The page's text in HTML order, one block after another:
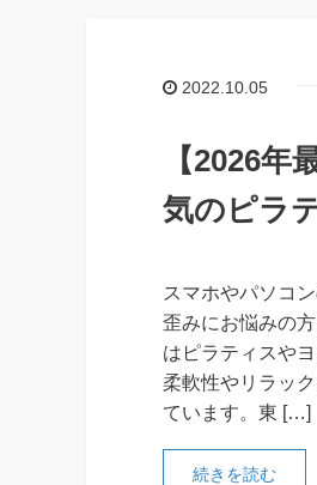
2022.10.05
【2026
気のピラ
スマホやパソコ
歪みにお悩みの
はピラティスや
柔軟性やリラッ
ています。東 […]
続きを読む